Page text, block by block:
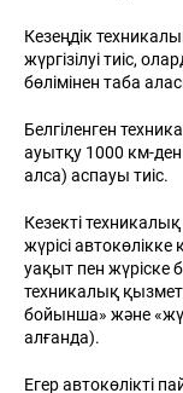
Кезеңдік
жүргізілуі тиіс,
бөлімінен таба
Белгіленген
ауытқу 1000 км-
алса) аспауы тиіс.
Кезекті техникалық
жүрісі автокөлікке
уақыт пен
техникалық қызмет
бойынша» және
алғанда).
Егер автокөлікті